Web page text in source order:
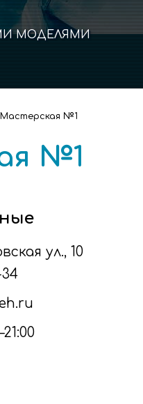
МОДЕЛЯМИ
Мастерская №1
№1
ул., 10